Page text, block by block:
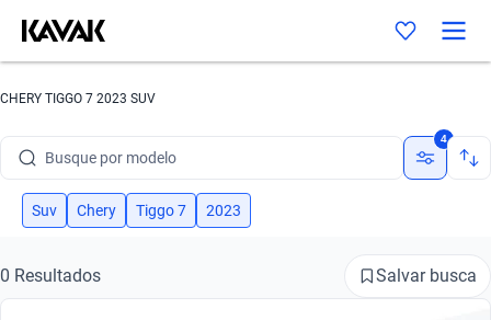
CHERY TIGGO 7 2023 SUV
Busque por modelo
Busque por versão
Busque por marca
4
Suv Chery Tiggo 7 2023
0 Resultados Salvar busca